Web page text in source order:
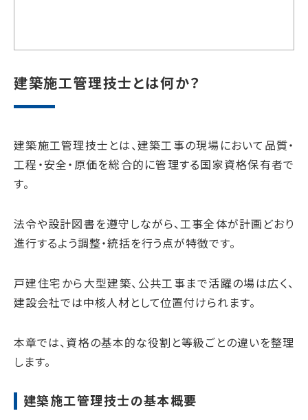
建築施工管理技士とは何か？
建築施工管理技士とは、建築工事の現場において品質・
工程・安全・原価を総合的に管理する国家資格保有者で
す。
法令や設計図書を遵守しながら、工事全体が計画どおり
進行するよう調整・統括を行う点が特徴です。
戸建住宅から大型建築、公共工事まで活躍の場は広く、
建設会社では中核人材として位置付けられます。
本章では、資格の基本的な役割と等級ごとの違いを整理
します。
建築施工管理技士の基本概要